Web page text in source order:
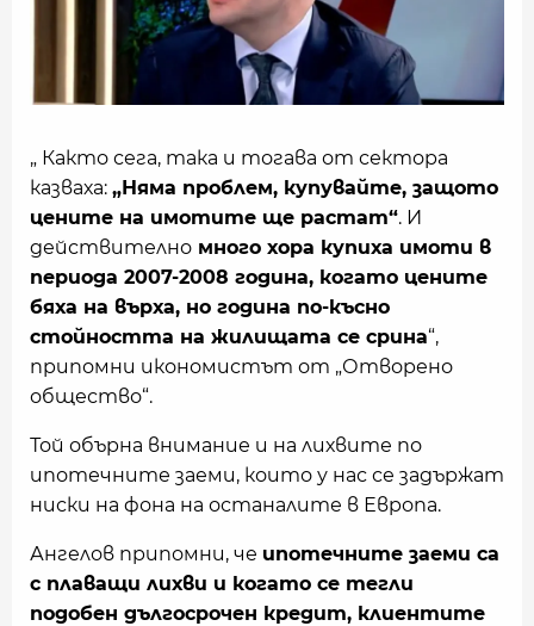
„ Както сега, така и тогава от сектора
казваха: „Няма проблем, купувайте, защото
цените на имотите ще растат“. И
действително много хора купиха имоти в
периода 2007-2008 година, когато цените
бяха на върха, но година по-късно
стойността на жилищата се срина“,
припомни икономистът от „Отворено
общество“.
Той обърна внимание и на лихвите по
ипотечните заеми, които у нас се задържат
ниски на фона на останалите в Европа.
Ангелов припомни, че ипотечните заеми са
с плаващи лихви и когато се тегли
подобен дългосрочен кредит, клиентите